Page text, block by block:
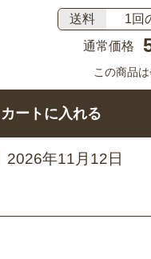
送料 1回
通常価格
この商品
カートに入れる
2026年11月12日